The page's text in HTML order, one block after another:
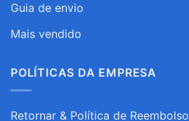
Guia de envio
Mais vendido
POLÍTICAS DA EMPRESA
Retornar & Política de Reembolso